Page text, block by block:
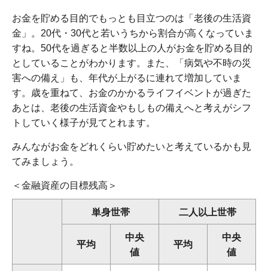
お金を貯める目的でもっとも目立つのは「老後の生活資
金」。20代・30代と若いうちから割合が高くなっていま
すね。50代を過ぎると半数以上の人がお金を貯める目的
としていることがわかります。また、「病気や不時の災
害への備え」も、年代が上がるに連れて増加していま
す。歳を重ねて、お金のかかるライフイベントが過ぎた
あとは、老後の生活資金やもしもの備えへと考えがシフ
トしていく様子が見てとれます。
みんながお金をどれくらい貯めたいと考えているかも見
てみましょう。
＜金融資産の目標残高＞
単身世帯 二人以上世帯
平均
中央
値
平均
中央
値